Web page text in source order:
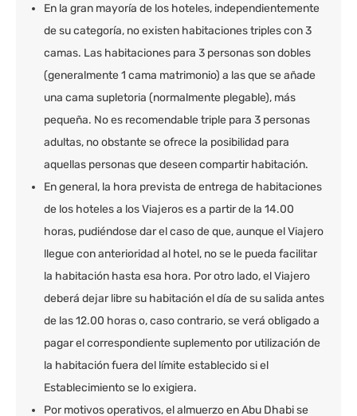
En la gran mayoría de los hoteles, independientemente
de su categoría, no existen habitaciones triples con 3
camas. Las habitaciones para 3 personas son dobles
(generalmente 1 cama matrimonio) a las que se añade
una cama supletoria (normalmente plegable), más
pequeña. No es recomendable triple para 3 personas
adultas, no obstante se ofrece la posibilidad para
aquellas personas que deseen compartir habitación.
En general, la hora prevista de entrega de habitaciones
de los hoteles a los Viajeros es a partir de la 14.00
horas, pudiéndose dar el caso de que, aunque el Viajero
llegue con anterioridad al hotel, no se le pueda facilitar
la habitación hasta esa hora. Por otro lado, el Viajero
deberá dejar libre su habitación el día de su salida antes
de las 12.00 horas o, caso contrario, se verá obligado a
pagar el correspondiente suplemento por utilización de
la habitación fuera del límite establecido si el
Establecimiento se lo exigiera.
Por motivos operativos, el almuerzo en Abu Dhabi se